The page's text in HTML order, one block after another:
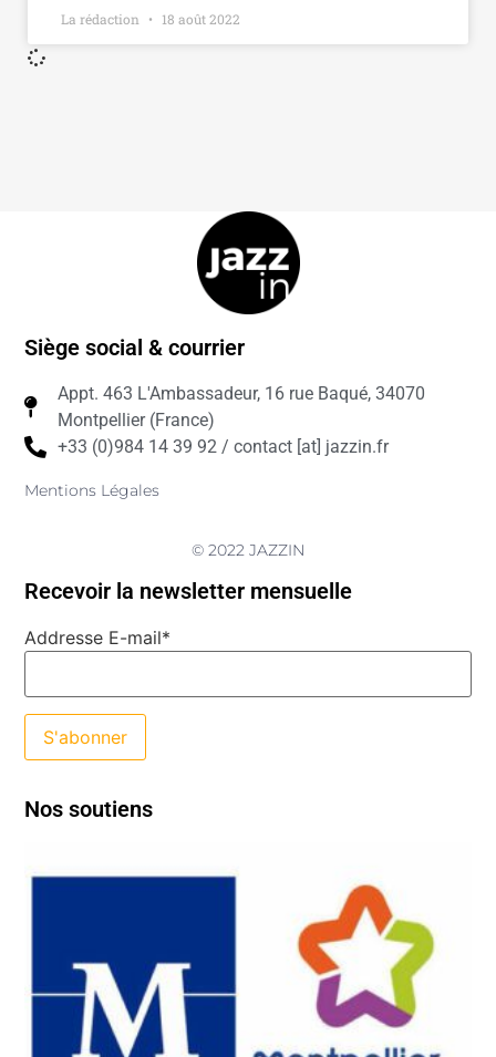
La rédaction 18 août 2022
Siège social & courrier
Appt. 463 L'Ambassadeur, 16 rue Baqué, 34070
Montpellier (France)
+33 (0)984 14 39 92 / contact [at] jazzin.fr
Mentions Légales
© 2022 JAZZIN
Recevoir la newsletter mensuelle
Addresse E-mail*
Nos soutiens